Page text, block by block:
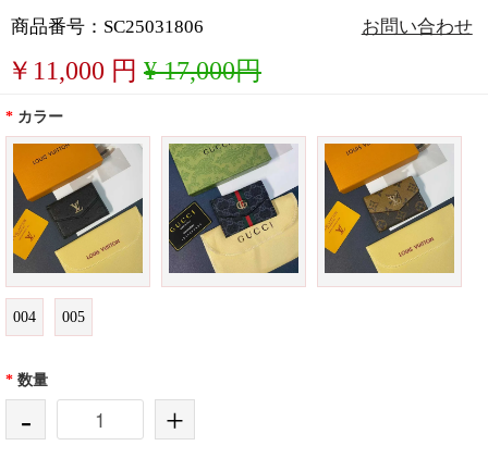
商品番号：SC25031806 お問い合わせ
￥ 11,000 円 ¥ 17,000円
* カラー
004 005
* 数量
- +